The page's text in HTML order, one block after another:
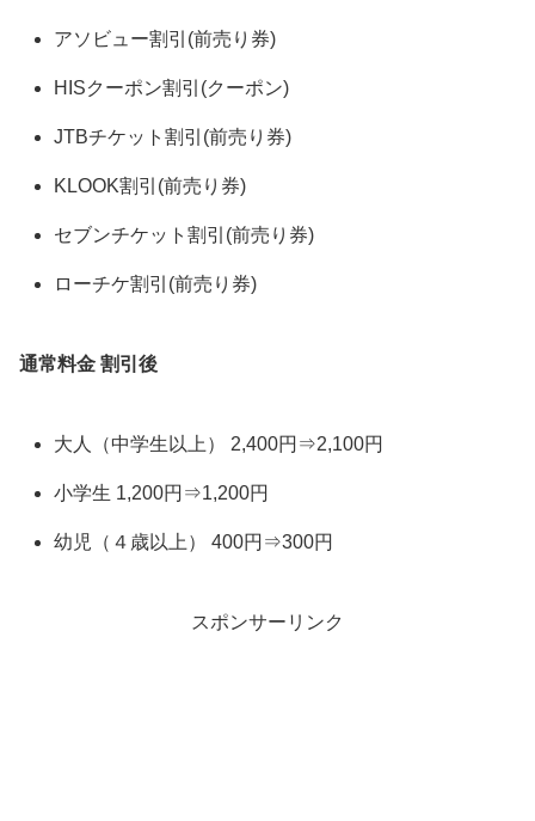
アソビュー割引(前売り券)
HISクーポン割引(クーポン)
JTBチケット割引(前売り券)
KLOOK割引(前売り券)
セブンチケット割引(前売り券)
ローチケ割引(前売り券)
通常料金 割引後
大人（中学生以上） 2,400円⇒2,100円
小学生 1,200円⇒1,200円
幼児（４歳以上） 400円⇒300円
スポンサーリンク